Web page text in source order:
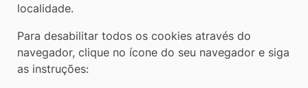
localidade.
Para desabilitar todos os cookies através do
navegador, clique no ícone do seu navegador e siga
as instruções: